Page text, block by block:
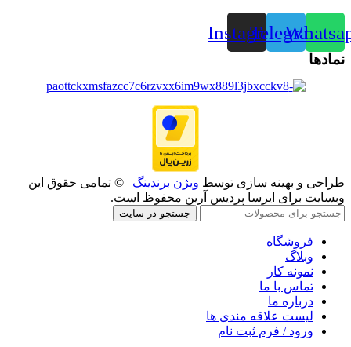
Telegram
Instagram
نمادها
طراحی و بهینه سازی توسط ویژن برندینگ | © تمامی حقوق این
وبسایت برای ایرسا پردیس آرین محفوظ است.
جستجو در سایت
فروشگاه
وبلاگ
نمونه کار
تماس با ما
درباره ما
لیست علاقه مندی ها
ورود / فرم ثبت نام